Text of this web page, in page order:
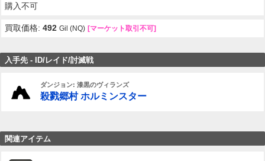
購入不可
買取価格:492 Gil (NQ) [マーケット取引不可]
入手先 - ID/レイド/討滅戦
ダンジョン: 漆黒のヴィランズ
殺戮郷村 ホルミンスター
関連アイテム